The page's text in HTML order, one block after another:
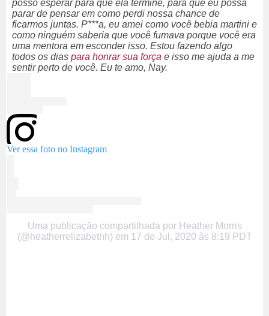
posso esperar para que ela termine, para que eu possa
parar de pensar em como perdi nossa chance de
ficarmos juntas. P***a, eu amei como você bebia martini e
como ninguém saberia que você fumava porque você era
uma mentora em esconder isso. Estou fazendo algo
todos os dias para honrar sua força e isso me ajuda a me
sentir perto de você. Eu te amo, Nay.
Ver essa foto no Instagram
Uma publicação compartilhada por Heather Morris
(@heatherrelizabethh) em 17 de Jul, 2020 às 8:19 PDT